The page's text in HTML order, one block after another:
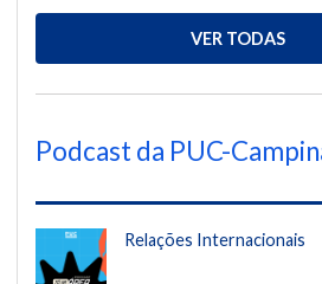
VER TODAS
Podcast da PUC-
Relações Internacionais